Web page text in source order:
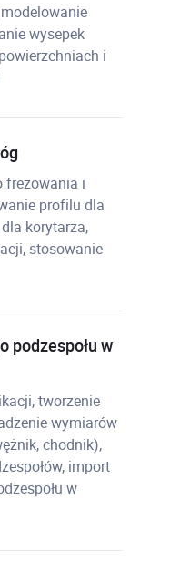
wysepek
i
frezowania i
profilu dla
korytarza,
stosowanie
podzespołu w
tworzenie
wymiarów
chodnik),
import
w